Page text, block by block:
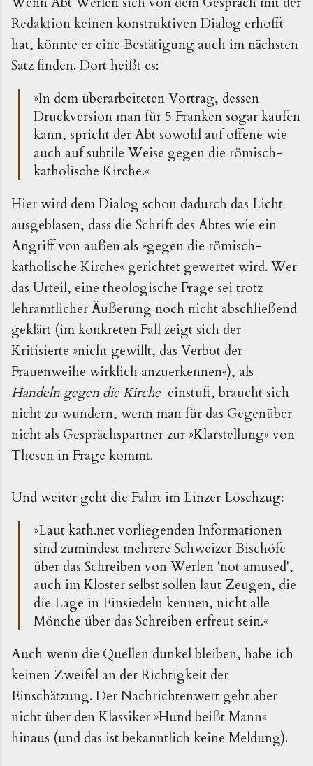
Redaktion keinen konstruktiven Dialog erhofft
hat, könnte er eine Bestätigung auch im nächsten
Satz finden. Dort heißt es:
»In dem überarbeiteten Vortrag, dessen
Druckversion man für 5 Franken sogar kaufen
kann, spricht der Abt sowohl auf offene wie
auch auf subtile Weise gegen die römisch-
katholische Kirche.«
Hier wird dem Dialog schon dadurch das Licht
ausgeblasen, dass die Schrift des Abtes wie ein
Angriff von außen als »gegen die römisch-
katholische Kirche« gerichtet gewertet wird. Wer
das Urteil, eine theologische Frage sei trotz
lehramtlicher Äußerung noch nicht abschließend
geklärt (im konkreten Fall zeigt sich der
Kritisierte »nicht gewillt, das Verbot der
Frauenweihe wirklich anzuerkennen«), als
Handeln gegen die Kirche einstuft, braucht sich
nicht zu wundern, wenn man für das Gegenüber
nicht als Gesprächspartner zur »Klarstellung« von
Thesen in Frage kommt.
Und weiter geht die Fahrt im Linzer Löschzug:
»Laut kath.net vorliegenden Informationen
sind zumindest mehrere Schweizer Bischöfe
über das Schreiben von Werlen 'not amused',
auch im Kloster selbst sollen laut Zeugen, die
die Lage in Einsiedeln kennen, nicht alle
Mönche über das Schreiben erfreut sein.«
Auch wenn die Quellen dunkel bleiben, habe ich
keinen Zweifel an der Richtigkeit der
Einschätzung. Der Nachrichtenwert geht aber
nicht über den Klassiker »Hund beißt Mann«
hinaus (und das ist bekanntlich keine Meldung).